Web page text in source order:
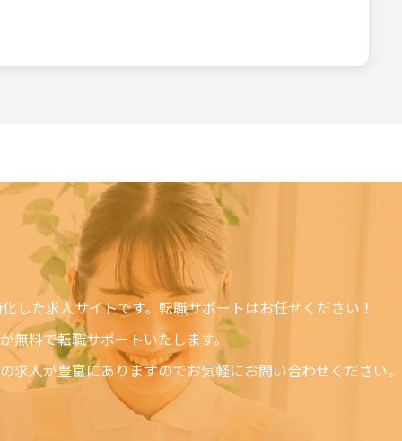
利用者による使用
性について通告さ
いているかどうか
用されます。この
は誤用および依存
サービスの中断、
の防止方法による
した求人サイトです。転職サポートはお任せください！
無料で転職サポートいたします。
求人が豊富にありますのでお気軽にお問い合わせください。